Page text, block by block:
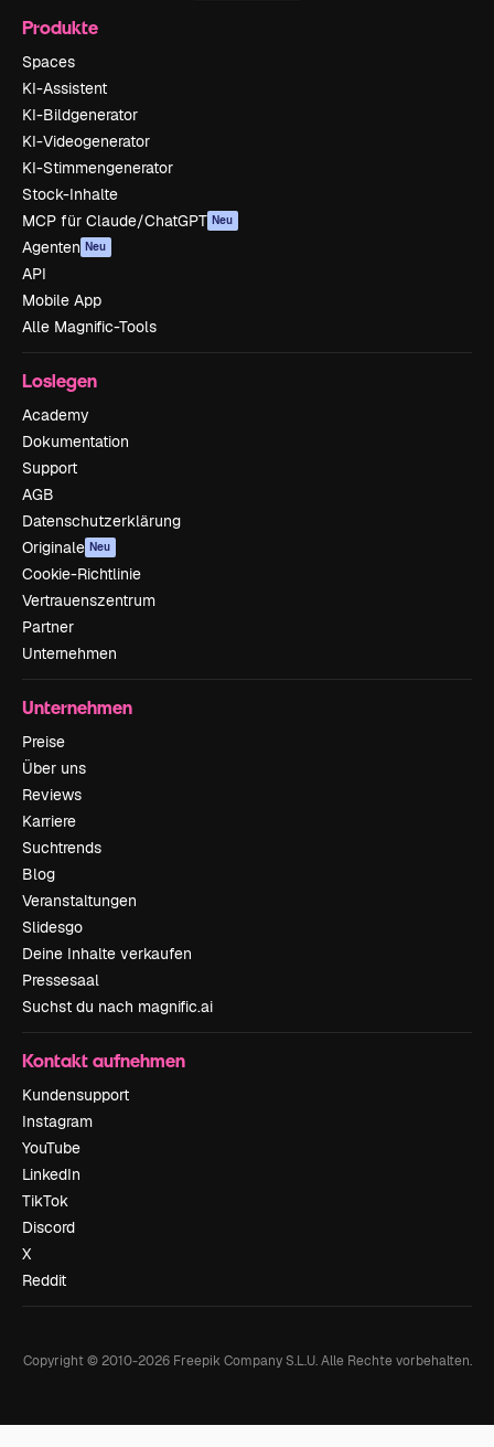
Produkte
Spaces
KI-Assistent
KI-Bildgenerator
KI-Videogenerator
KI-Stimmengenerator
Stock-Inhalte
MCP für Claude/ChatGPT Neu
Agenten Neu
API
Mobile App
Alle Magnific-Tools
Loslegen
Academy
Dokumentation
Support
AGB
Datenschutzerklärung
Originale Neu
Cookie-Richtlinie
Vertrauenszentrum
Partner
Unternehmen
Unternehmen
Preise
Über uns
Reviews
Karriere
Suchtrends
Blog
Veranstaltungen
Slidesgo
Deine Inhalte verkaufen
Pressesaal
Suchst du nach magnific.ai
Kontakt aufnehmen
Kundensupport
Instagram
YouTube
LinkedIn
TikTok
Discord
X
Reddit
Copyright © 2010-2026Freepik Company S.L.U. Alle Rechte vorbehalten.